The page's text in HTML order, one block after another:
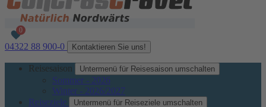
04322 88 900-0 Kontaktieren Sie uns!
Reisesaison Untermenü für Reisesaison umschalten
Sommer - 2026
Winter - 2026/2027
Reiseziele
Untermenü für Reiseziele umschalten